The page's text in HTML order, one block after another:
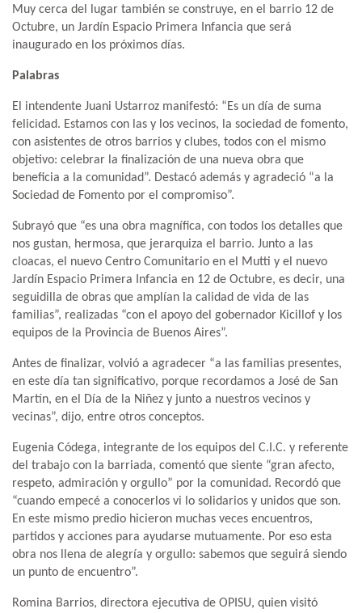
Muy cerca del lugar también se construye, en el barrio 12 de
Octubre, un Jardín Espacio Primera Infancia que será
inaugurado en los próximos días.
Palabras
El intendente Juani Ustarroz manifestó: “Es un día de suma
felicidad. Estamos con las y los vecinos, la sociedad de fomento,
con asistentes de otros barrios y clubes, todos con el mismo
objetivo: celebrar la finalización de una nueva obra que
beneficia a la comunidad”. Destacó además y agradeció “a la
Sociedad de Fomento por el compromiso”.
Subrayó que “es una obra magnífica, con todos los detalles que
nos gustan, hermosa, que jerarquiza el barrio. Junto a las
cloacas, el nuevo Centro Comunitario en el Mutti y el nuevo
Jardín Espacio Primera Infancia en 12 de Octubre, es decir, una
seguidilla de obras que amplían la calidad de vida de las
familias”, realizadas “con el apoyo del gobernador Kicillof y los
equipos de la Provincia de Buenos Aires”.
Antes de finalizar, volvió a agradecer “a las familias presentes,
en este día tan significativo, porque recordamos a José de San
Martín, en el Día de la Niñez y junto a nuestros vecinos y
vecinas”, dijo, entre otros conceptos.
Eugenia Códega, integrante de los equipos del C.I.C. y referente
del trabajo con la barriada, comentó que siente “gran afecto,
respeto, admiración y orgullo” por la comunidad. Recordó que
“cuando empecé a conocerlos vi lo solidarios y unidos que son.
En este mismo predio hicieron muchas veces encuentros,
partidos y acciones para ayudarse mutuamente. Por eso esta
obra nos llena de alegría y orgullo: sabemos que seguirá siendo
un punto de encuentro”.
Romina Barrios, directora ejecutiva de OPISU, quien visitó